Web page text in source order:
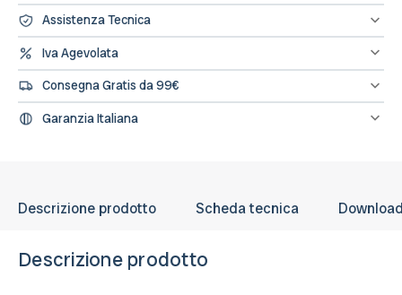
T
per
Monofase
Nero,
serie
"Solid"
T
per
binario
Monofase
Nero,
serie
"Solid"
Assistenza Tecnica
oppure scrivici una mail a info@leddiretto.it
Iva Agevolata
concludere l'ordine direttamente dal sito segnalandolo nelle note
dell'ordine e provvederemo a fatturare e rettificare il pagamento
Consegna Gratis da 99€
Garanzia Italiana
Descrizione prodotto Scheda tecnica
Descrizione prodotto